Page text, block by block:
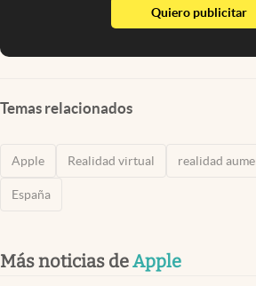
Quiero publicitar
Temas relacionados
Apple Realidad virtual realidad
España
Más noticias deApple